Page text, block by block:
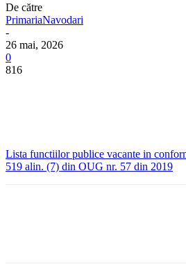
De către
PrimariaNavodari
-
26 mai, 2026
0
816
Lista functiilor publice vacante in
519 alin. (7) din OUG nr. 57 din 2019